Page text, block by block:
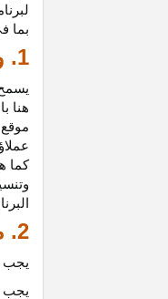
بما
1. وصف برنامج الشركاء
هنا
كما
2. متطلبات الامتثال لبرنامج المشاركين
يجب
يجب